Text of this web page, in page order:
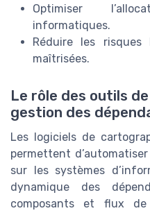
Optimiser
informatiques.
Réduire les
maîtrisées.
Le rôle des outils
gestion des
Les logiciels de
permettent
sur les systèmes
dynamique des
composants et flux de